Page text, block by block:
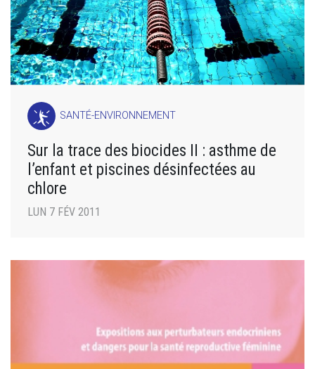
SANTÉ-ENVIRONNEMENT
Sur la trace des biocides II : asthme de
l’enfant et piscines désinfectées au
chlore
LUN 7 FÉV 2011